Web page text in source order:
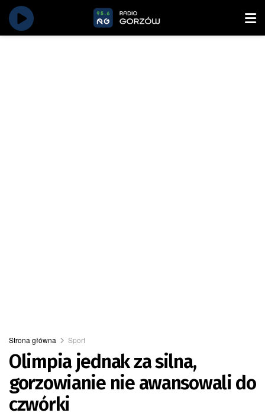
Strona główna Sport
Olimpia jednak za silna,
gorzowianie nie awansowali do
czwórki